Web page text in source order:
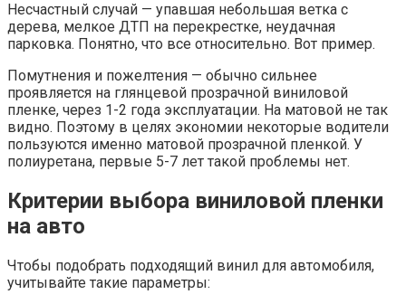
Несчастный случай — упавшая небольшая ветка с
дерева, мелкое ДТП на перекрестке, неудачная
парковка. Понятно, что все относительно. Вот пример.
Помутнения и пожелтения — обычно сильнее
проявляется на глянцевой прозрачной виниловой
пленке, через 1-2 года эксплуатации. На матовой не так
видно. Поэтому в целях экономии некоторые водители
пользуются именно матовой прозрачной пленкой. У
полиуретана, первые 5-7 лет такой проблемы нет.
Критерии выбора виниловой пленки
на авто
Чтобы подобрать подходящий винил для автомобиля,
учитывайте такие параметры: